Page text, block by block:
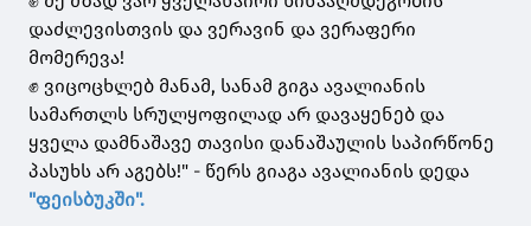
დაძლევისთვის და ვერავინ და ვერაფერი
მომერევა!
✊ ვიცოცხლებ მანამ, სანამ გიგა ავალიანის
სამართლს სრულყოფილად არ დავაყენებ და
ყველა დამნაშავე თავისი დანაშაულის საპირწონე
პასუხს არ აგებს!" - წერს გიაგა ავალიანის დედა
"ფეისბუკში".